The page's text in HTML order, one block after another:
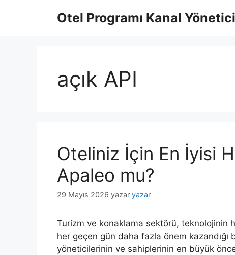
Otel Programı Kanal
açık API
Oteliniz İçin En İyisi
Apaleo mu?
29 Mayıs 2026 yazar yazar
Turizm ve konaklama sektörü, teknolojinin
her geçen gün daha fazla önem kazandığı
yöneticilerinin ve sahiplerinin en büyük